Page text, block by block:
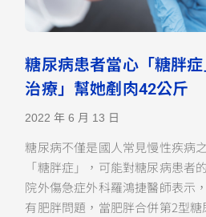
糖尿病患者當心「糖胖
治療」幫她剷肉42公斤
2022 年 6 月 13 日
糖尿病不僅是國人常見慢性疾病
「糖胖症」，可能對糖尿病患者
院外傷急症外科羅鴻捷醫師表示
有肥胖問題，當肥胖合併第2型